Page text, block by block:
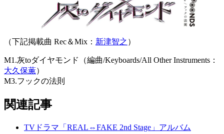
（下記掲載曲 Rec＆Mix： 新津智之 ）
M1.灰toダイヤモンド（編曲/Keyboards/All Other Instruments：
大久保薫）
M3.フックの法則
関連記事
TVドラマ「REAL⇔FAKE 2nd Stage」アルバム